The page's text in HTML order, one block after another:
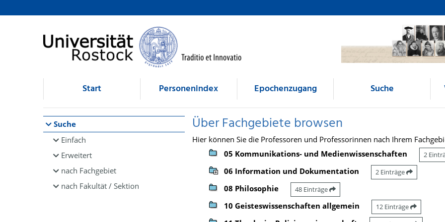
Browsen
direkt zum Inhalt
Start Personenindex Epochenzugang Suche
Suche
Einfach
Erweitert
nach Fachgebiet
nach Fakultät / Sektion
Über Fachgebiete browsen
Hier können Sie die Professoren und Professorinnen nach Ihrem
05 Kommunikations- und Medienwissenschaften
2
06 Information und Dokumentation 2 Einträge
08 Philosophie 48 Einträge
10 Geisteswissenschaften allgemein 12 Einträge